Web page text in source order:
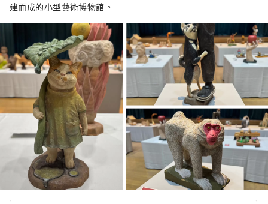
建而成的小型藝術博物館。